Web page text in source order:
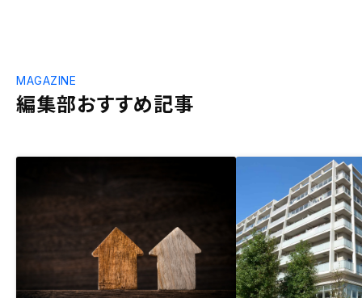
編集部おすすめ記事
MAGAZINE